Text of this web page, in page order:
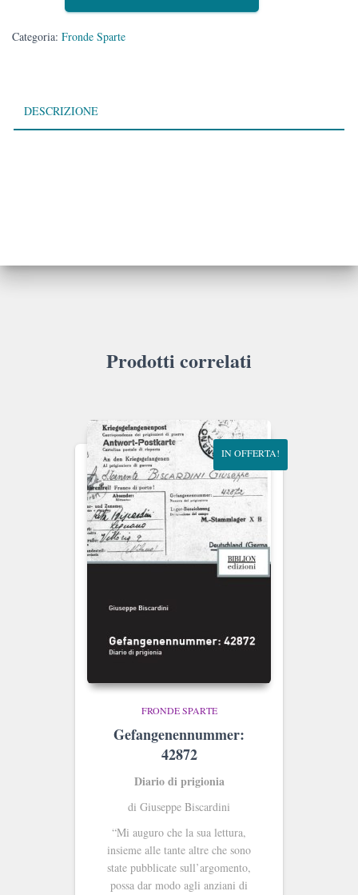
Categoria: Fronde Sparte
DESCRIZIONE
Prodotti correlati
IN OFFERTA!
FRONDE SPARTE
Gefangenennummer:
42872
Diario di prigionia
di Giuseppe Biscardini
“Mi auguro che la sua lettura,
insieme alle tante altre che sono
state pubblicate sull’argomento,
possa dar modo agli anziani di